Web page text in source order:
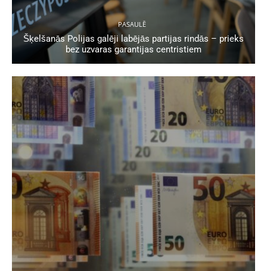
PASAULĒ
Šķelšanās Polijas galēji labējās partijas rindās – prieks
bez uzvaras garantijas centristiem